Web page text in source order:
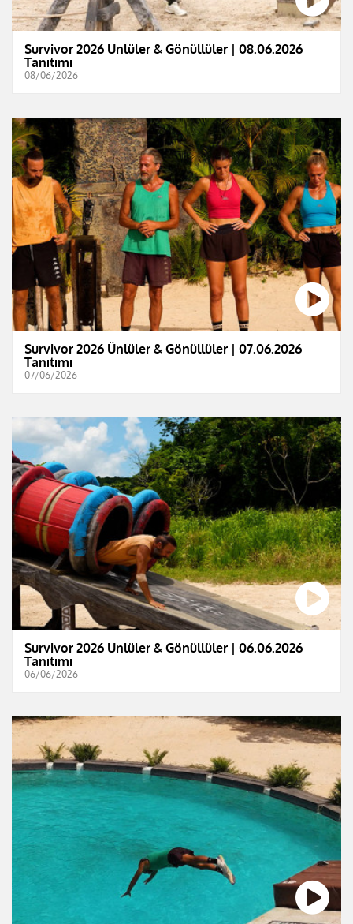
Survivor 2026 Ünlüler & Gönüllüler | 08.06.2026
Tanıtımı
08/06/2026
Survivor 2026 Ünlüler & Gönüllüler | 07.06.2026
Tanıtımı
07/06/2026
Survivor 2026 Ünlüler & Gönüllüler | 06.06.2026
Tanıtımı
06/06/2026